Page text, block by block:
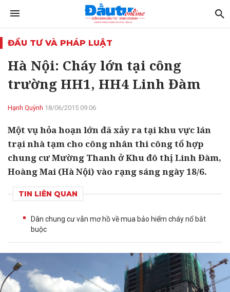
ĐẦU TƯ VÀ PHÁP LUẬT
Hà Nội: Cháy lớn tại công
trường HH1, HH4 Linh Đàm
Hạnh Quỳnh 18/06/2015 09:06
Một vụ hỏa hoạn lớn đã xảy ra tại khu vực lán
trại nhà tạm cho công nhân thi công tổ hợp
chung cư Mường Thanh ở Khu đô thị Linh Đàm,
Hoàng Mai (Hà Nội) vào rạng sáng ngày 18/6.
TIN LIÊN QUAN
Dân chung cư vẫn mơ hồ về mua bảo hiểm cháy nổ bắt
buộc